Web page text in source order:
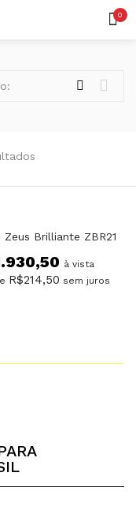
0
Zeus Brilliante ZBR21
à vista
R$214,50 sem juros